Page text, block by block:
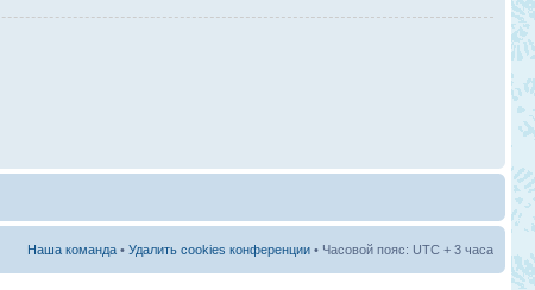
Наша команда • Удалить cookies конференции • Часовой пояс: UTC + 3 часа